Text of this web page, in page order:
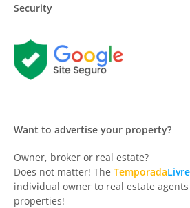
Security
Want to advertise your property?
Owner, broker or real estate?
Does not matter! The TemporadaLivre
individual owner to real estate
properties!